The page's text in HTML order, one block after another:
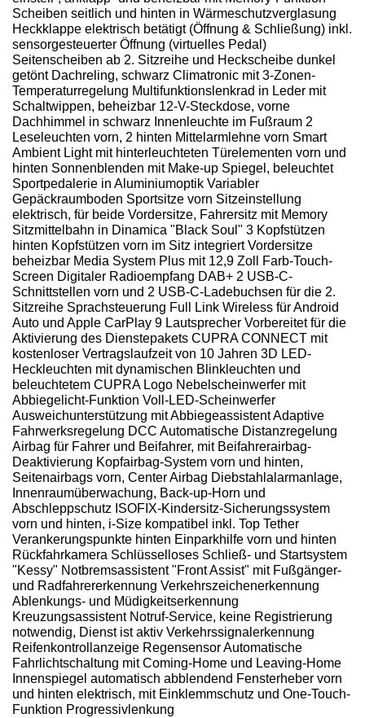
Scheiben seitlich und hinten in Wärmeschutzverglasung
Heckklappe elektrisch betätigt (Öffnung & Schließung) inkl.
sensorgesteuerter Öffnung (virtuelles Pedal)
Seitenscheiben ab 2. Sitzreihe und Heckscheibe dunkel
getönt Dachreling, schwarz Climatronic mit 3-Zonen-
Temperaturregelung Multifunktionslenkrad in Leder mit
Schaltwippen, beheizbar 12-V-Steckdose, vorne
Dachhimmel in schwarz Innenleuchte im Fußraum 2
Leseleuchten vorn, 2 hinten Mittelarmlehne vorn Smart
Ambient Light mit hinterleuchteten Türelementen vorn und
hinten Sonnenblenden mit Make-up Spiegel, beleuchtet
Sportpedalerie in Aluminiumoptik Variabler
Gepäckraumboden Sportsitze vorn Sitzeinstellung
elektrisch, für beide Vordersitze, Fahrersitz mit Memory
Sitzmittelbahn in Dinamica "Black Soul" 3 Kopfstützen
hinten Kopfstützen vorn im Sitz integriert Vordersitze
beheizbar Media System Plus mit 12,9 Zoll Farb-Touch-
Screen Digitaler Radioempfang DAB+ 2 USB-C-
Schnittstellen vorn und 2 USB-C-Ladebuchsen für die 2.
Sitzreihe Sprachsteuerung Full Link Wireless für Android
Auto und Apple CarPlay 9 Lautsprecher Vorbereitet für die
Aktivierung des Dienstepakets CUPRA CONNECT mit
kostenloser Vertragslaufzeit von 10 Jahren 3D LED-
Heckleuchten mit dynamischen Blinkleuchten und
beleuchtetem CUPRA Logo Nebelscheinwerfer mit
Abbiegelicht-Funktion Voll-LED-Scheinwerfer
Ausweichunterstützung mit Abbiegeassistent Adaptive
Fahrwerksregelung DCC Automatische Distanzregelung
Airbag für Fahrer und Beifahrer, mit Beifahrerairbag-
Deaktivierung Kopfairbag-System vorn und hinten,
Seitenairbags vorn, Center Airbag Diebstahlalarmanlage,
Innenraumüberwachung, Back-up-Horn und
Abschleppschutz ISOFIX-Kindersitz-Sicherungssystem
vorn und hinten, i-Size kompatibel inkl. Top Tether
Verankerungspunkte hinten Einparkhilfe vorn und hinten
Rückfahrkamera Schlüsselloses Schließ- und Startsystem
"Kessy" Notbremsassistent "Front Assist" mit Fußgänger-
und Radfahrererkennung Verkehrszeichenerkennung
Ablenkungs- und Müdigkeitserkennung
Kreuzungsassistent Notruf-Service, keine Registrierung
notwendig, Dienst ist aktiv Verkehrssignalerkennung
Reifenkontrollanzeige Regensensor Automatische
Fahrlichtschaltung mit Coming-Home und Leaving-Home
Innenspiegel automatisch abblendend Fensterheber vorn
und hinten elektrisch, mit Einklemmschutz und One-Touch-
Funktion Progressivlenkung